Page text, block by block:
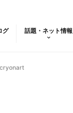
グ 話題・ネット情報